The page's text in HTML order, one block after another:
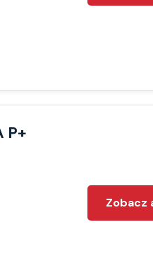
P+
Zobacz